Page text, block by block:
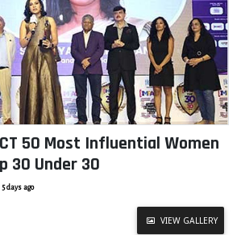
50 Most Influential Women
30 Under 30
5 days ago
VIEW GALLERY